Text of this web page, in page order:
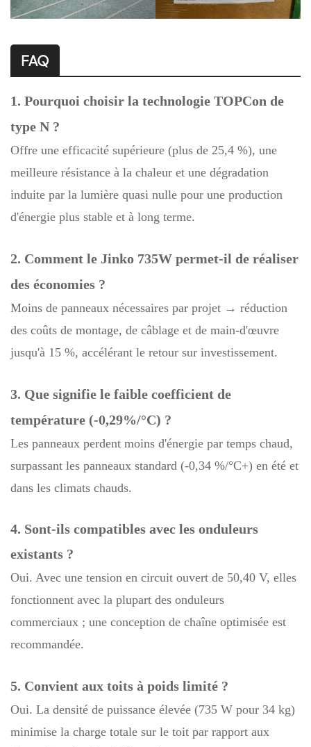
FAQ
1. Pourquoi choisir la technologie TOPCon de
type N ?
Offre une efficacité supérieure (plus de 25,4 %), une
meilleure résistance à la chaleur et une dégradation
induite par la lumière quasi nulle pour une production
d'énergie plus stable et à long terme.
2. Comment le Jinko 735W permet-il de réaliser
des économies ?
Moins de panneaux nécessaires par projet → réduction
des coûts de montage, de câblage et de main-d'œuvre
jusqu'à 15 %, accélérant le retour sur investissement.
3. Que signifie le faible coefficient de
température (-0,29%/°C) ?
Les panneaux perdent moins d'énergie par temps chaud,
surpassant les panneaux standard (-0,34 %/°C+) en été et
dans les climats chauds.
4. Sont-ils compatibles avec les onduleurs
existants ?
Oui. Avec une tension en circuit ouvert de 50,40 V, elles
fonctionnent avec la plupart des onduleurs
commerciaux ; une conception de chaîne optimisée est
recommandée.
5. Convient aux toits à poids limité ?
Oui. La densité de puissance élevée (735 W pour 34 kg)
minimise la charge totale sur le toit par rapport aux